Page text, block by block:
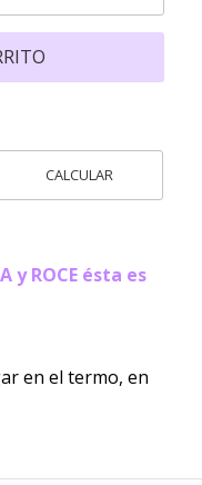
CALCULAR
y ROCE ésta es
en el termo, en